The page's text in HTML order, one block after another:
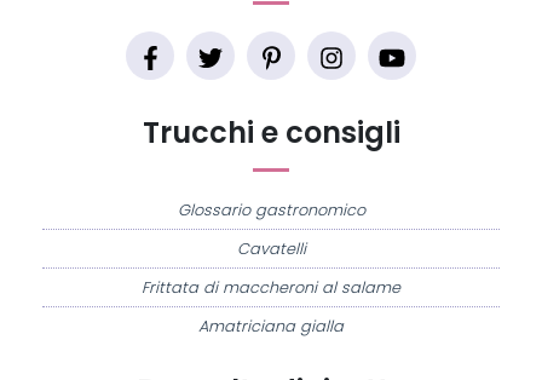
Trucchi e consigli
Glossario gastronomico
Cavatelli
Frittata di maccheroni al salame
Amatriciana gialla